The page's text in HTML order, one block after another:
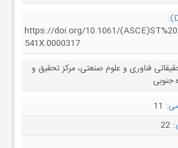
https://doi.org/10.1061/
541X.0000317
فناوری و علوم صنعتی، مرکز تحقیق و
11
22